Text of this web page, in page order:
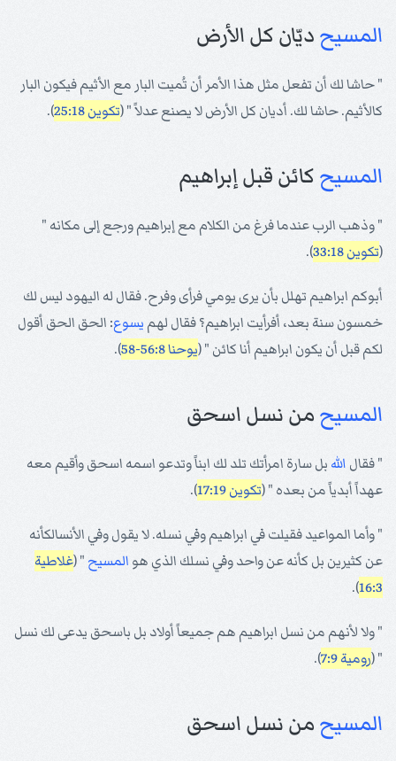
المسيحديّان كل الأرض
" حاشا لك أن تفعل مثل هذا الأمر أن تُميت البار مع الأثيم فيكون البار
كالأثيم. حاشا لك. أديان كل الأرض لا يصنع عدلاً " (تكوين 25:18 ).
المسيحكائن قبل إبراهيم
" وذهب الرب عندما فرغ من الكلام مع إبراهيم ورجع إلى مكانه "
(تكوين 33:18 ).
أبوكم ابراهيم تهلل بأن يرى يومي فرأى وفرح. فقال له اليهود ليس لك
خمسون سنة بعد، أفرأيت ابراهيم؟ فقال لهم يسوع: الحق الحق أقول
لكم قبل أن يكون ابراهيم أنا كائن " (يوحنا 56:8-58 ).
المسيحمن نسل اسحق
" فقال الله بل سارة امرأتك تلد لك ابناً وتدعو اسمه اسحق وأقيم معه
عهداً أبدياً من بعده " (تكوين 17:19 ).
" وأما المواعيد فقيلت في ابراهيم وفي نسله. لا يقول وفي الأنسالكأنه
عن كثيرين بل كأنه عن واحد وفي نسلك الذي هو المسيح " (غلاطية
16:3
).
" ولا لأنهم من نسل ابراهيم هم جميعاً أولاد بل باسحق يدعى لك نسل
" (رومية 7:9 ).
المسيحمن نسل اسحق